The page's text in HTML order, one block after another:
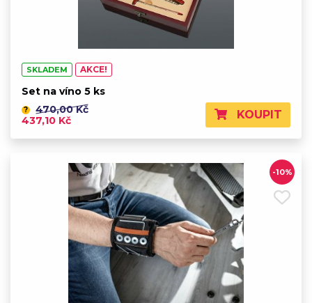
SKLADEM AKCE!
Set na víno 5 ks
?
470,00 Kč
437,10 Kč
KOUPIT
-10%